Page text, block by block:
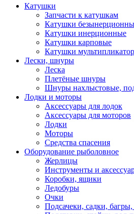
Катушки
Запчасти к катушкам
Катушки
Катушки инерционные
Катушки карповые
Катушки
Лески, шнуры
Леска
Плетёные шнуры
Шнуры нахлыстовые,
Лодки и моторы
Аксессуары для лодок
Аксессуары для моторов
Лодки
Моторы
Средства спасения
Оборудование рыболовное
Жерлицы
Инструменты и
Коробки, ящики
Ледобуры
Очки
Подсачеки, садки,